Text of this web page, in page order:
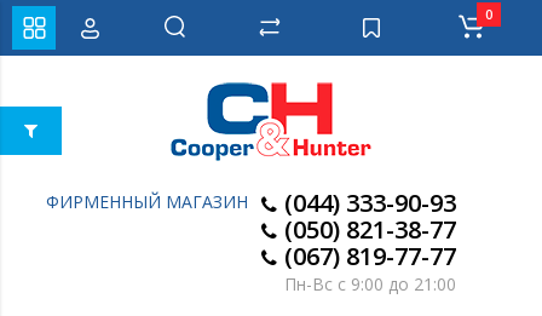
ФИРМЕННЫЙ МАГАЗИН
(044) 333-90-93
(050) 821-38-77
(067) 819-77-77
Пн-Вс с 9:00 до 21:00
0